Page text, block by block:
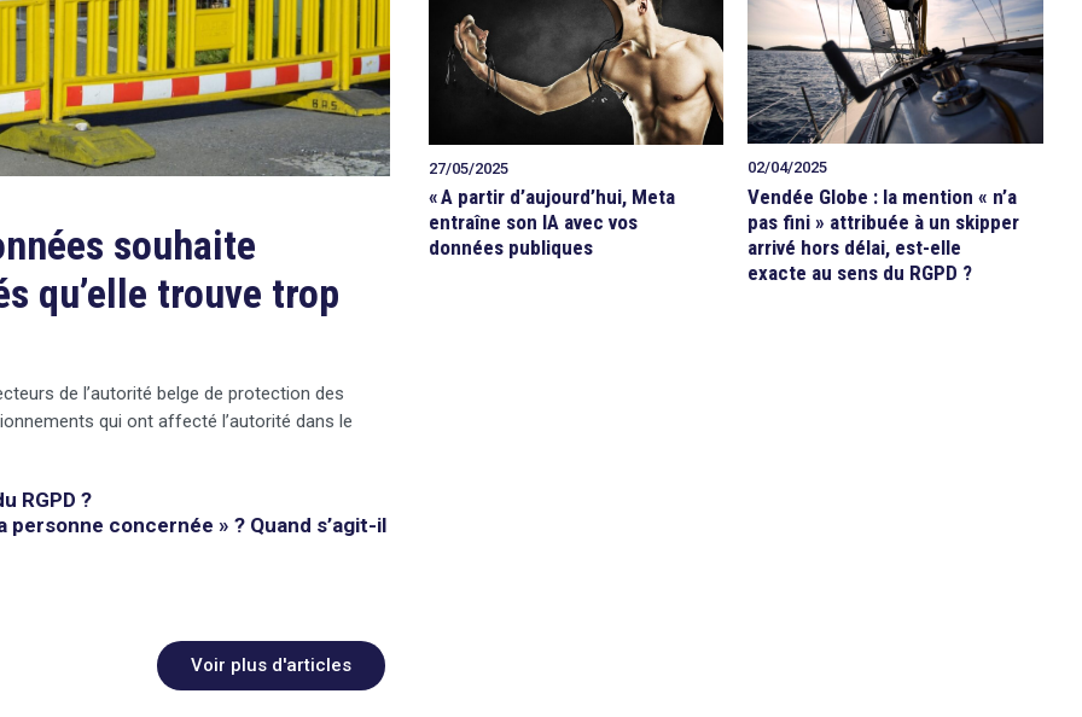
souhaite
qu’elle trouve trop
de l’autorité belge de protection des
qui ont affecté l’autorité dans le
RGPD ?
concernée » ? Quand s’agit-il
27/05/2025
«A partir d’aujourd’hui, Meta
entraîne son IA avec vos
données publiques
02/04/2025
Vendée Globe : la mention « n’a
pas fini » attribuée à un skipper
arrivé hors délai, est-elle
exacte au sens du RGPD ?
Voir plus d'articles